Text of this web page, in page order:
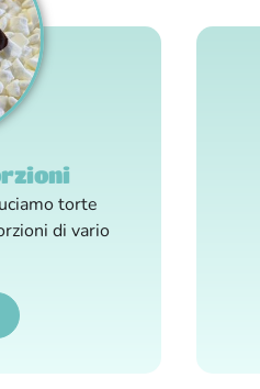
torte
di vario